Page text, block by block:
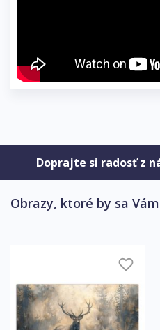
Doprajte si radosť z
Obrazy, ktoré by sa